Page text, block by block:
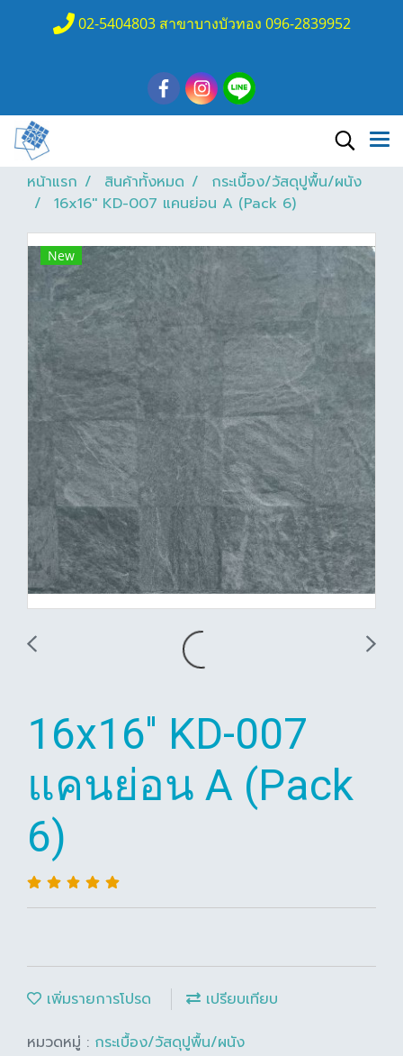
02-5404803 สาขาบางบัวทอง 096-2839952
หน้าแรก สินค้าทั้งหมด
กระเบื้อง/วัสดุปูพื้น/ผนัง
16x16'' KD-007 แคนย่อน A (Pack 6)
New
16x16'' KD-007
แคนย่อน A (Pack
6)
เพิ่มรายการโปรด
เปรียบเทียบ
หมวดหมู่ : กระเบื้อง/วัสดุปูพื้น/ผนัง